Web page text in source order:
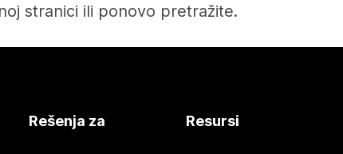
stranici ili ponovo pretražite.
vam odgovor?
Rešenja za Resursi